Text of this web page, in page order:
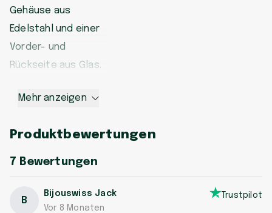
Gehäuse aus
Edelstahl und einer
Vorder- und
Rückseite aus Glas.
Mehr anzeigen
Produktbewertungen
7 Bewertungen
B
Bijouswiss Jack
Vor 8 Monaten
Trustpilot